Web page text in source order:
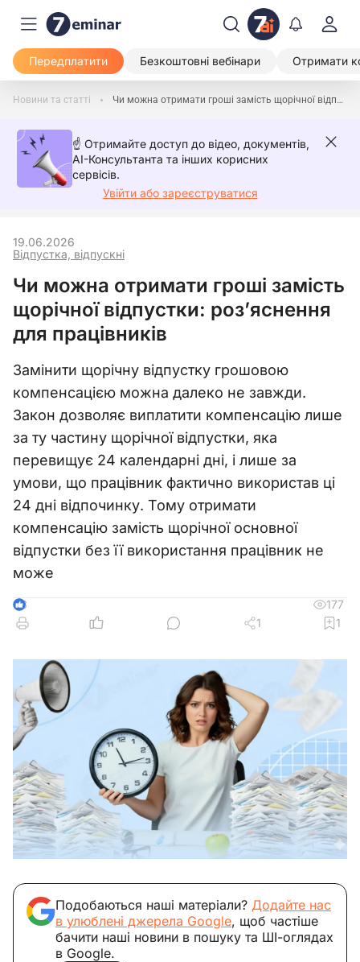
Передплатити Безкоштовні вебінари Отримати
Новини та статті Чи можна отримати гроші замість щорічної відпустки: роз’яснення для працівників
☝️ Отримайте доступ до відео, документів,
AI-Консультанта та інших корисних
сервісів.
Увійти або зареєструватися
Відпустка, відпускні
19.06.2026
Чи можна отримати гроші замість
щорічної відпустки: роз’яснення
для працівників
Замінити щорічну відпустку грошовою
компенсацією можна далеко не завжди.
Закон дозволяє виплатити компенсацію лише
за ту частину щорічної відпустки, яка
перевищує 24 календарні дні, і лише за
умови, що працівник фактично використав ці
24 дні відпочинку. Тому отримати
компенсацію замість щорічної основної
відпустки без її використання працівник не
може
3
177
1
1
Подобаються наші матеріали? Додайте нас
в улюблені джерела Google, щоб частіше
бачити наші новини в пошуку та ШІ-оглядах
в Google.